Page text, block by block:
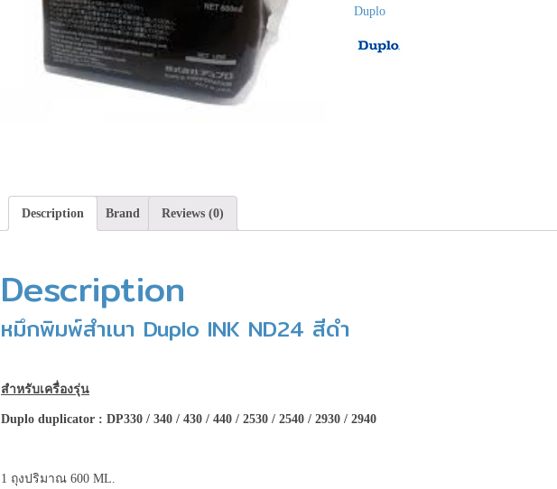
พิมพ์
สำเนา
Duplo
Description Brand Reviews (0)
Description
หมึกพิมพ์สำเนา Duplo INK ND24 สีดำ
สำหรับเครื่องรุ่น
Duplo duplicator : DP330 / 340 / 430 / 440 / 2530 / 2540 / 2930 / 2940
1 ถุงปริมาณ 600 ML.